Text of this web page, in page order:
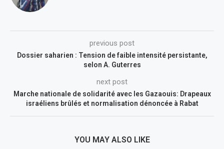
previous post
Dossier saharien : Tension de faible intensité persistante,
selon A. Guterres
next post
Marche nationale de solidarité avec les Gazaouis: Drapeaux
israéliens brûlés et normalisation dénoncée à Rabat
YOU MAY ALSO LIKE